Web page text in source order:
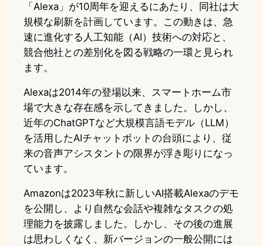
「Alexa」が10周年を迎えるにあたり、同社は大
規模な刷新を計画しています。この動きは、急
速に進化する人工知能（AI）技術への対応と、
競合他社との差別化を図る戦略の一環と見られ
ます。
Alexaは2014年の登場以来、スマートホーム市
場で大きな存在感を示してきました。しかし、
近年のChatGPTなど大規模言語モデル（LLM）
を活用したAIチャットボットの台頭により、従
来の音声アシスタントの限界が浮き彫りになっ
ています。
Amazonは2023年秋に新しいAI搭載Alexaのデモ
を公開し、より自然な会話や複雑なタスクの処
理能力を披露しました。しかし、その後の進展
は思わしくなく、新バージョンの一般公開には